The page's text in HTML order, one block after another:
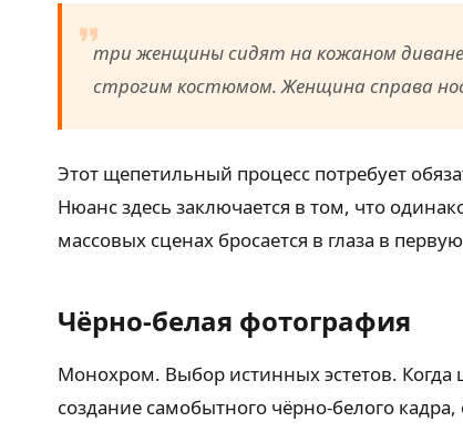
три женщины сидят на кожаном диване
строгим костюмом. Женщина справа
Этот щепетильный процесс потребует
Нюанс здесь заключается в том, что
массовых сценах бросается в глаза в
Чёрно-белая фотография
Монохром. Выбор истинных эстетов. Когда
создание самобытного чёрно-белого